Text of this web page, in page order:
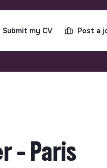
Submit my CV Post a
- Paris